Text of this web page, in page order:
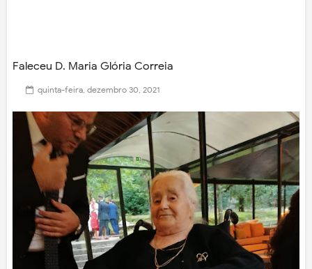
Faleceu D. Maria Glória Correia
quinta-feira, dezembro 30, 2021